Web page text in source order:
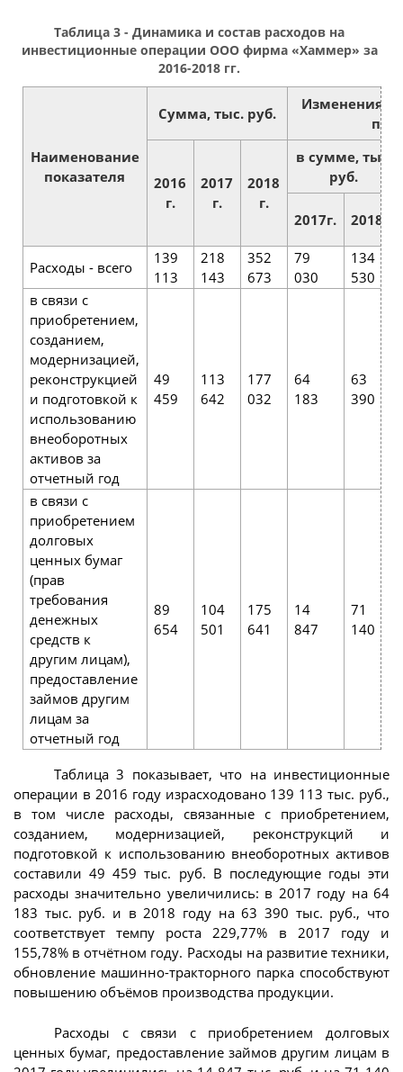
Таблица 3 - Динамика и состав расходов на
инвестиционные операции ООО фирма «Хаммер» за
2016-2018 гг.
Наименование
показателя
Сумма, тыс. руб.
Изменения
2016
г.
2017
г.
2018
г.
в сумме, тыс.
руб.
2017г. 2018г.
Расходы - всего
139
113
218
143
352
673
79
030
134
530
в связи с
приобретением,
созданием,
модернизацией,
реконструкцией
и подготовкой к
использованию
внеоборотных
активов за
отчетный год
49
459
113
642
177
032
64
183
63
390
в связи с
приобретением
долговых
ценных бумаг
(прав
требования
денежных
средств к
другим лицам),
предоставление
займов другим
лицам за
отчетный год
89
654
104
501
175
641
14
847
71
140
Таблица 3 показывает, что на инвестиционные
операции в 2016 году израсходовано 139 113 тыс. руб.,
в том числе расходы, связанные с приобретением,
созданием, модернизацией, реконструкций и
подготовкой к использованию внеоборотных активов
составили 49 459 тыс. руб. В последующие годы эти
расходы значительно увеличились: в 2017 году на 64
183 тыс. руб. и в 2018 году на 63 390 тыс. руб., что
соответствует темпу роста 229,77% в 2017 году и
155,78% в отчётном году. Расходы на развитие техники,
обновление машинно-тракторного парка способствуют
повышению объёмов производства продукции.
Расходы с связи с приобретением долговых
ценных бумаг, предоставление займов другим лицам в